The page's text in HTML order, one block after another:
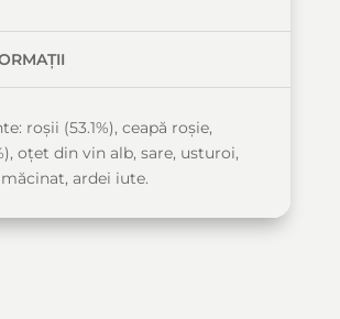
roșii (53.1%), ceapă roșie,
oțet din vin alb, sare, usturoi,
ardei iute.